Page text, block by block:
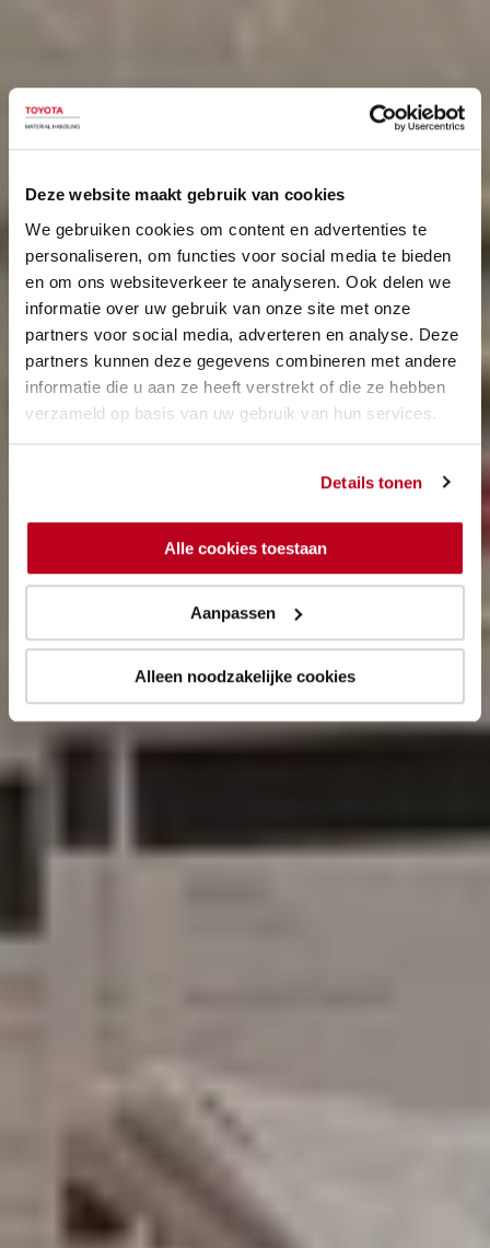
Deze website maakt gebruik van cookies
We gebruiken cookies om content en advertenties te
personaliseren, om functies voor social media te bieden
en om ons websiteverkeer te analyseren. Ook delen we
informatie over uw gebruik van onze site met onze
partners voor social media, adverteren en analyse. Deze
partners kunnen deze gegevens combineren met andere
informatie die u aan ze heeft verstrekt of die ze hebben
verzameld op basis van uw gebruik van hun services.
Details tonen
Alle cookies toestaan
Aanpassen
Alleen noodzakelijke cookies